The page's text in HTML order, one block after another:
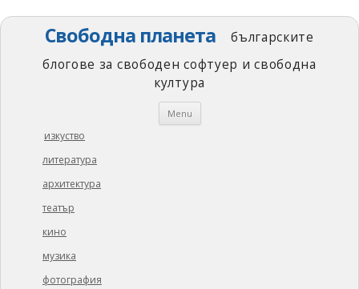
Свободна планета
българските
блогове за свободен софтуер и свободна
култура
Menu Skip
изкуство
литература
архитектура
театър
кино
музика
фотография